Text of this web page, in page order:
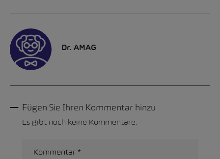
Dr. AMAG
Fügen Sie Ihren Kommentar hinzu
Es gibt noch keine Kommentare.